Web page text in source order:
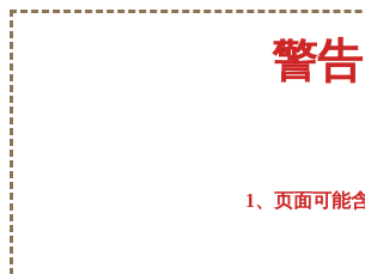
警
1、页面可能